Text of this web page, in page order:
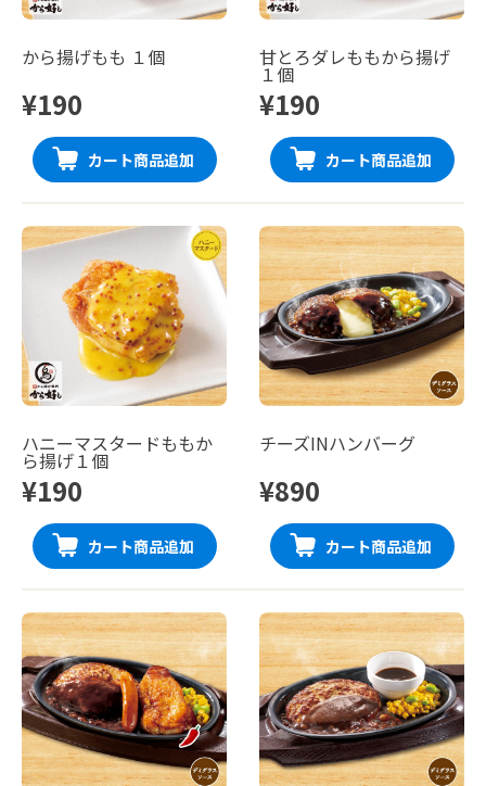
から揚げもも １個
¥190
カート商品追加
甘とろダレももから揚げ
１個
¥190
カート商品追加
ハニーマスタードももか
ら揚げ１個
¥190
カート商品追加
チーズINハンバーグ
¥890
カート商品追加